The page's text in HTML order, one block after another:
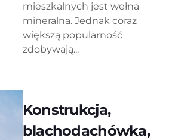
mieszkalnych jest wełna
mineralna. Jednak coraz
większą popularność
zdobywają...
Konstrukcja,
blachodachówka,